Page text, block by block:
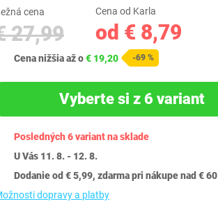
cena
27,99
Cena od Karla
od € 8,79
Cena nižšia až o€ 19,20 -69 %
Vyberte si z 6 variant
Posledných 6 variant na sklade
U Vás 11. 8. - 12. 8.
Dodanie od € 5,99, zdarma pri nákupe nad € 60
dopravy a platby